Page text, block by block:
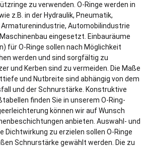
zu verwenden. O-Ringe werden in
z.B. in der Hydraulik, Pneumatik,
Automobilindustrie
eingesetzt. Einbauräume
für O-Ringe sollen nach Möglichkeit
werden und sind sorgfältig zu
und Kerben sind zu vermeiden. Die Maße
und Nutbreite sind abhängig von dem
und der Schnurstärke. Konstruktive
finden Sie in unserem O-Ring-
können wir auf Wunsch
anbieten. Auswahl- und
Dichtwirkung zu erzielen sollen O-Ringe
Schnurstärke gewählt werden. Die zu